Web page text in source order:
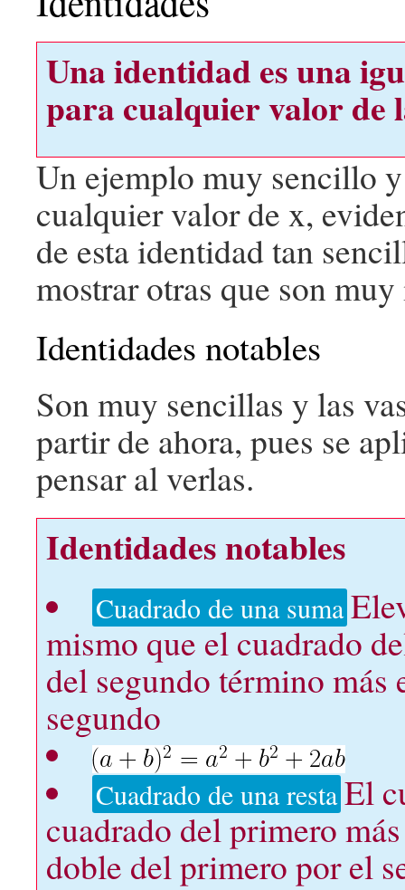
Una identidad es una
para cualquier valor de
Un ejemplo muy sencillo
cualquier valor de x,
de esta identidad tan
mostrar otras que son
Identidades notables
Son muy sencillas y las
partir de ahora, pues se
pensar al verlas.
Identidades notables
Cuadrado de una suma
mismo que el cuadrado
del segundo término
segundo
Cuadrado de una restaEl
cuadrado del primero
doble del primero por el